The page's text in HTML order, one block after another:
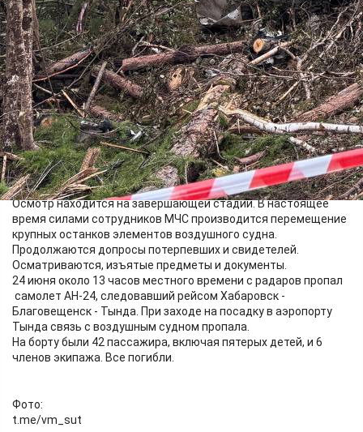
Следователями СК России в ходе проведения осмотра места
происшествия извлечены останки тел погибших, назначены
судебно-медицинские и генетические судебные экспертизы.
Изъяты два двигателя воздушного судна и иные
интересующие следствие элементы судна.
Осмотр находится на завершающей стадии. В настоящее
время силами сотрудников МЧС производится перемещение
крупных останков элементов воздушного судна.
Продолжаются допросы потерпевших и свидетелей.
Осматриваются, изъятые предметы и документы.
24 июня около 13 часов местного времени с радаров пропал
самолет АН-24, следовавший рейсом Хабаровск -
Благовещенск - Тында. При заходе на посадку в аэропорту
Тында связь с воздушным судном пропала.
На борту были 42 пассажира, включая пятерых детей, и 6
членов экипажа. Все погибли.
Фото:
t.me/vm_sut